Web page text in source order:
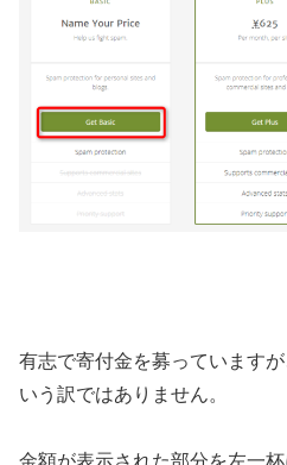
有志で寄付金を募っています
いう訳ではありません。